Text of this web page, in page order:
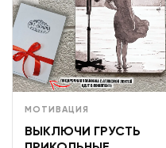
МОТИВАЦИЯ
ВЫКЛЮЧИ ГРУСТЬ